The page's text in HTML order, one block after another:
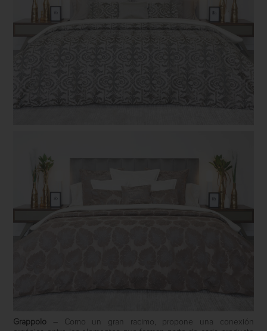
Grappolo – Como un gran racimo, propone una conexión